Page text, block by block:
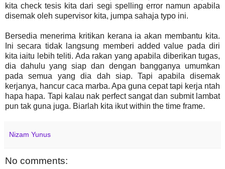
kita check tesis kita dari segi spelling error namun apabila
disemak oleh supervisor kita, jumpa sahaja typo ini.
Bersedia menerima kritikan kerana ia akan membantu kita.
Ini secara tidak langsung memberi added value pada diri
kita iaitu lebih teliti. Ada rakan yang apabila diberikan tugas,
dia dahulu yang siap dan dengan bangganya umumkan
pada semua yang dia dah siap. Tapi apabila disemak
kerjanya, hancur caca marba. Apa guna cepat tapi kerja ntah
hapa hapa. Tapi kalau nak perfect sangat dan submit lambat
pun tak guna juga. Biarlah kita ikut within the time frame.
Nizam Yunus
No comments: